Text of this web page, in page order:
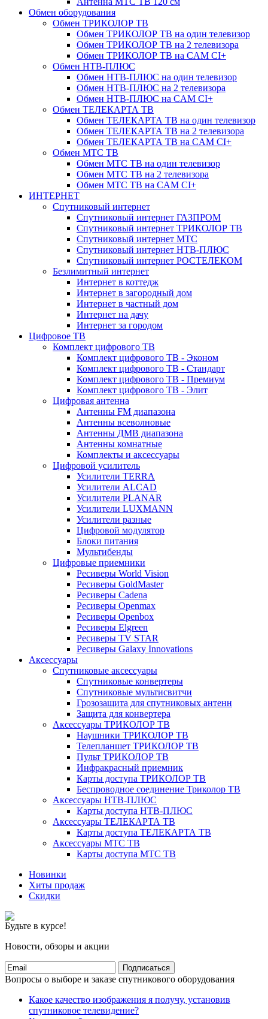
Обмен оборудования
Обмен ТРИКОЛОР ТВ
Обмен ТРИКОЛОР ТВ на один телевизор
Обмен ТРИКОЛОР ТВ на 2 телевизора
Обмен ТРИКОЛОР ТВ на CAM CI+
Обмен НТВ-ПЛЮС
Обмен НТВ-ПЛЮС на один телевизор
Обмен НТВ-ПЛЮС на 2 телевизора
Обмен НТВ-ПЛЮС на CAM CI+
Обмен ТЕЛЕКАРТА ТВ
Обмен ТЕЛЕКАРТА ТВ на один телевизор
Обмен ТЕЛЕКАРТА ТВ на 2 телевизора
Обмен ТЕЛЕКАРТА ТВ на CAM CI+
Обмен МТС ТВ
Обмен МТС ТВ на один телевизор
Обмен МТС ТВ на 2 телевизора
Обмен МТС ТВ на CAM CI+
ИНТЕРНЕТ
Спутниковый интернет
Спутниковый интернет ГАЗПРОМ
Спутниковый интернет ТРИКОЛОР ТВ
Спутниковый интернет МТС
Спутниковый интернет НТВ-ПЛЮС
Спутниковый интернет РОСТЕЛЕКОМ
Безлимитный интернет
Интернет в коттедж
Интернет в загородный дом
Интернет в частный дом
Интернет на дачу
Интернет за городом
Цифровое ТВ
Комплект цифрового ТВ
Комплект цифрового ТВ - Эконом
Комплект цифрового ТВ - Стандарт
Комплект цифрового ТВ - Премиум
Комплект цифрового ТВ - Элит
Цифровая антенна
Антенны FM диапазона
Антенны всеволновые
Антенны ДМВ диапазона
Антенны комнатные
Комплекты и аксессуары
Цифровой усилитель
Усилители TERRA
Усилители ALCAD
Усилители PLANAR
Усилители LUXMANN
Усилители разные
Цифровой модулятор
Блоки питания
Мультибенды
Цифровые приемники
Ресиверы World Vision
Ресиверы GoldMaster
Ресиверы Cadena
Ресиверы Openmax
Ресиверы Openbox
Ресиверы Elgreen
Ресиверы TV STAR
Ресиверы Galaxy Innovations
Аксессуары
Спутниковые аксессуары
Спутниковые конвертеры
Спутниковые мультисвитчи
Грозозащита для спутниковых антенн
Защита для конвертера
Аксессуары ТРИКОЛОР ТВ
Наушники ТРИКОЛОР ТВ
Телепланшет ТРИКОЛОР ТВ
Пульт ТРИКОЛОР ТВ
Инфракрасный приемник
Карты доступа ТРИКОЛОР ТВ
Беспроводное соединение Триколор ТВ
Аксессуары НТВ-ПЛЮС
Карты доступа НТВ-ПЛЮС
Аксессуары ТЕЛЕКАРТА ТВ
Карты доступа ТЕЛЕКАРТА ТВ
Аксессуары МТС ТВ
Карты доступа МТС ТВ
Новинки
Хиты продаж
Скидки
Будьте в курсе!
Новости, обзоры и акции
Подписаться
Вопросы о выборе и заказе спутникового оборудования
Какое качество изображения я получу, установив
спутниковое телевидение?